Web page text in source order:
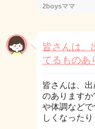
2boysママ
皆さんは、
てるもの
皆さんは、
のあります
や体調など
しくなった